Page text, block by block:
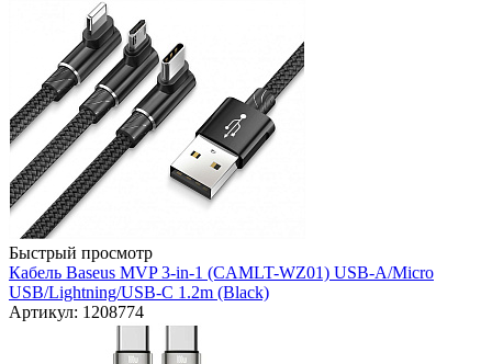
Быстрый просмотр
Кабель Baseus MVP 3-in-1 (CAMLT-WZ01) USB-A/Micro
USB/Lightning/USB-C 1.2m (Black)
Артикул: 1208774